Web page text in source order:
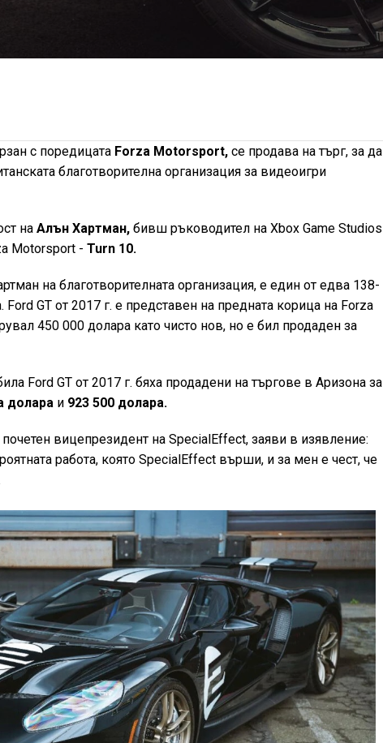
с поредицата Forza Motorsport,се продава на търг, за да
благотворителна организация за видеоигри
наАлън Хартман, бивш ръководител на Xbox Game Studios
Motorsport - Turn 10.
на благотворителната организация, е един от едва 138-
Ford GT от 2017 г. е представен на предната корица на Forza
450 000 долара като чисто нов, но е бил продаден за
Ford GT от 2017 г. бяха продадени на търгове в Аризона за
долара и 923 500 долара.
вицепрезидент на SpecialEffect, заяви в изявление:
работа, която SpecialEffect върши, и за мен е чест, че